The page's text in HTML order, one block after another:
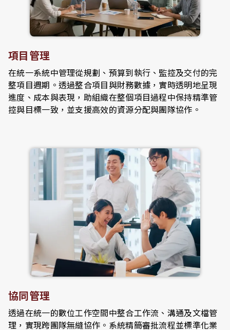
項目管理
在統一系統中管理從規劃、預算到執行、監控及交付的完
整項目週期。透過整合項目與財務數據，實時透明地呈現
進度、成本與表現，助組織在整個項目過程中保持精準管
控與目標一致，並支援高效的資源分配與團隊協作。
協同管理
透過在統一的數位工作空間中整合工作流、溝通及文檔管
理，實現跨團隊無縫協作。系統精簡審批流程並標準化業